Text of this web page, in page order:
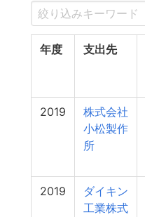
年度 支出先
2019
株式会社
小松製作
所
2019
ダイキン
工業株式